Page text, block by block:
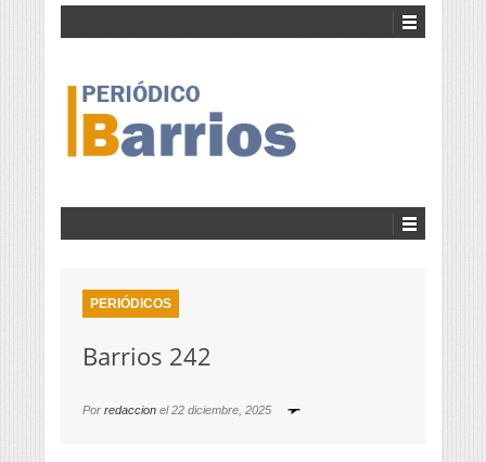
PERIÓDICOS
Barrios 242
Por redaccion el22 diciembre, 2025